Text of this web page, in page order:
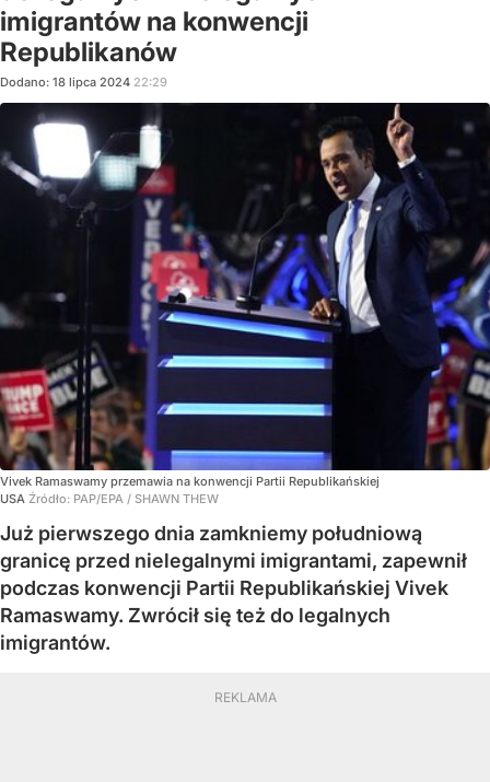
imigrantów na konwencji
Republikanów
Dodano: 18 lipca 2024 22:29
Vivek Ramaswamy przemawia na konwencji Partii Republikańskiej
USA Źródło: PAP/EPA / SHAWN THEW
Już pierwszego dnia zamkniemy południową
granicę przed nielegalnymi imigrantami, zapewnił
podczas konwencji Partii Republikańskiej Vivek
Ramaswamy. Zwrócił się też do legalnych
imigrantów.